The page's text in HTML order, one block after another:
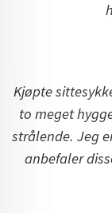
Kjøpte
to meget
strålende. Jeg
anbefaler